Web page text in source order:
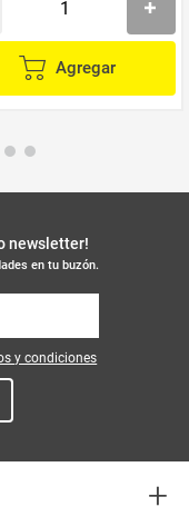
Agregar
newsletter!
en tu buzón.
y condiciones
+